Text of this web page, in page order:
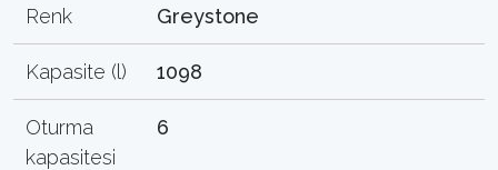
Renk Greystone
Kapasite (l) 1098
Oturma
kapasitesi
6